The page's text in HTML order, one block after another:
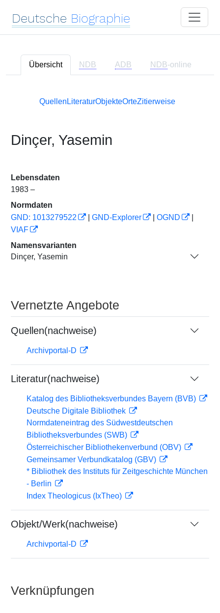
Deutsche Biographie
Übersicht NDB ADB NDB-online
Quellen LiteraturObjekteOrteZitierweise
Dinçer, Yasemin
Lebensdaten
1983 –
Normdaten
GND: 1013279522
GND-Explorer OGND
VIAF
Namensvarianten
Dinçer, Yasemin
Vernetzte Angebote
Quellen(nachweise)
Archivportal-D
Literatur(nachweise)
Katalog des Bibliotheksverbundes Bayern (BVB)
Deutsche Digitale Bibliothek
Normdateneintrag des Südwestdeutschen
Bibliotheksverbundes (SWB)
Österreichischer Bibliothekenverbund (OBV)
Gemeinsamer Verbundkatalog (GBV)
* Bibliothek des Instituts für Zeitgeschichte München
- Berlin
Index Theologicus (IxTheo)
Objekt/Werk(nachweise)
Archivportal-D
Verknüpfungen